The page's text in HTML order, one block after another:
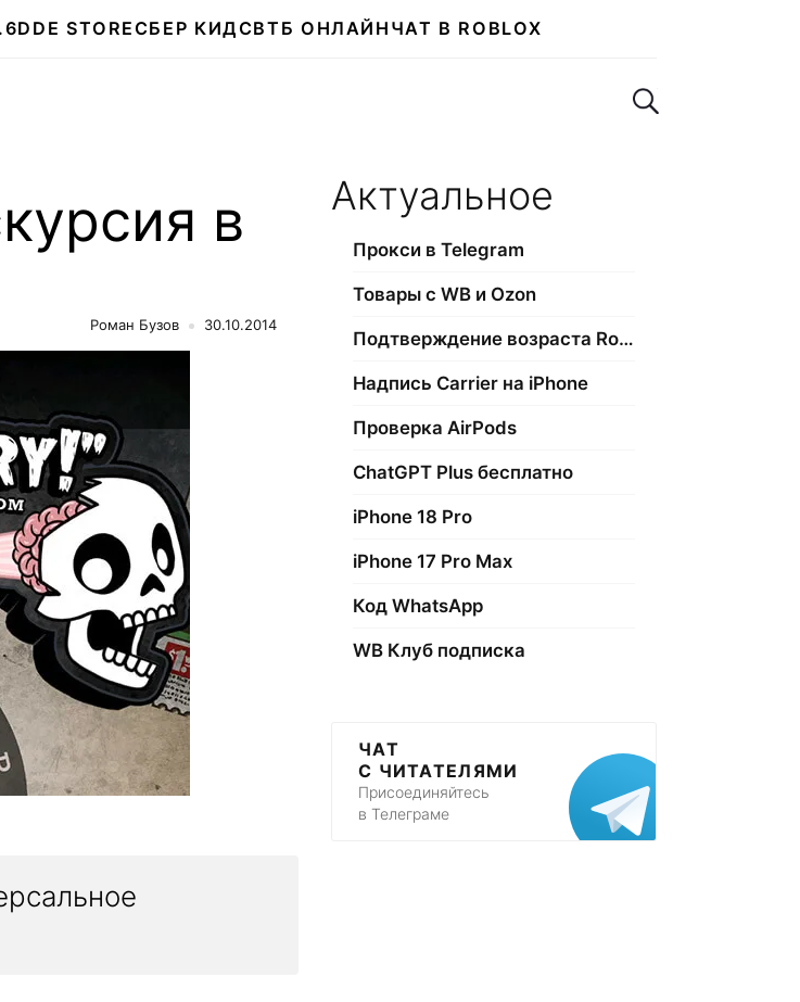
DDE STORE СБЕР КИДСВТБ ОНЛАЙН ЧАТ В ROBLOX
Поиск по сайту
в
Роман Бузов 30.10.2014
Актуальное
Прокси в Telegram
Товары с WB и Ozon
Подтверждение возраста Roblox
Надпись Carrier на iPhone
Проверка AirPods
ChatGPT Plus бесплатно
iPhone 18 Pro
iPhone 17 Pro Max
Код WhatsApp
WB Клуб подписка
ЧАТ
С ЧИТАТЕЛЯМИ
Присоединяйтесь
в Телеграме